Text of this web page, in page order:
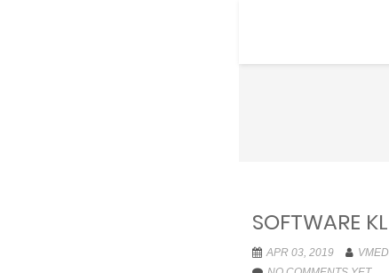
SOFTWARE
APR 03, 2019